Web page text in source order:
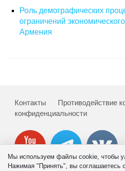
Аспирантура
Об аспирантуре
Диссертационный совет
О совете
Роль демографических
ограничений
Армения
Контакты Противодействие
конфиденциальности
Мы используем файлы cookie, чтобы
Нажимая "Принять", вы соглашаетесь